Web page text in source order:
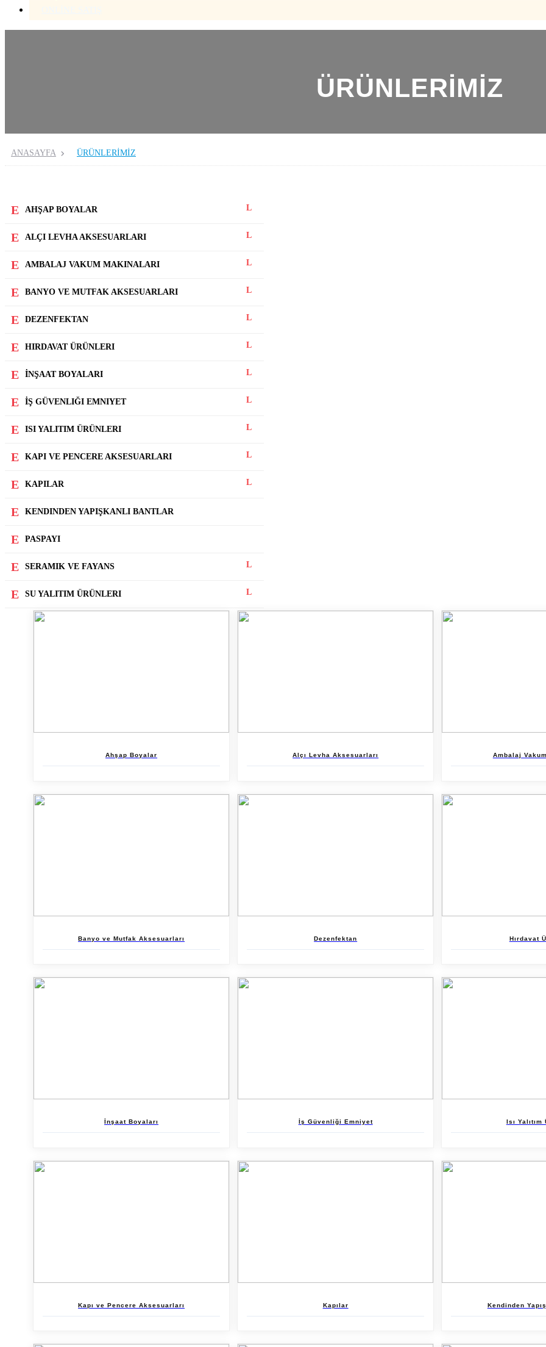
ÜRÜNLERİMİZ
ANASAYFA ÜRÜNLERİMİZ
AHŞAP BOYALAR
ALÇI LEVHA AKSESUARLARI
AMBALAJ VAKUM MAKINALARI
BANYO VE MUTFAK AKSESUARLARI
DEZENFEKTAN
HIRDAVAT ÜRÜNLERI
İNŞAAT BOYALARI
İŞ GÜVENLIĞI EMNIYET
ISI YALITIM ÜRÜNLERI
KAPI VE PENCERE AKSESUARLARI
KAPILAR
KENDINDEN YAPIŞKANLI BANTLAR
PASPAYI
SERAMIK VE FAYANS
SU YALITIM ÜRÜNLERI
Ahşap Boyalar Alçı Levha Aksesuarları Ambalaj
Banyo ve Mutfak Aksesuarları Dezenfektan Hırdavat
İnşaat Boyaları İş Güvenliği Emniyet Isı
Kapı ve Pencere Aksesuarları Kapılar Kendinden